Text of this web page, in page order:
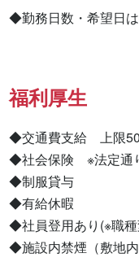
◆勤務日数・希望日
福利厚生
◆交通費支給　上限
◆社会保険　※法定通
◆制服貸与
◆有給休暇
◆社員登用あり(※職
◆施設内禁煙（敷地内